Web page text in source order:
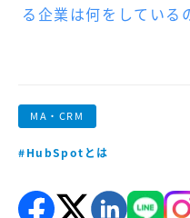
MA・CRM
#HubSpotとは
る企業は何をしている